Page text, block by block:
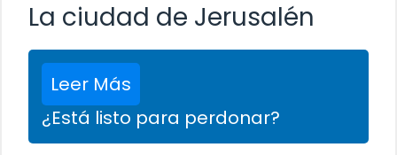
La ciudad de Jerusalén
Leer Más
¿Está listo para perdonar?